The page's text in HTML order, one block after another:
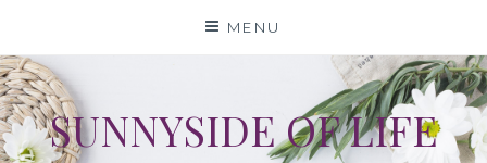
content
MENU
SUNNYSIDE OF LIFE